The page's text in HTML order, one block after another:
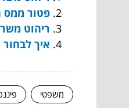
פטור ממס
ריהוט
איך
משפטי